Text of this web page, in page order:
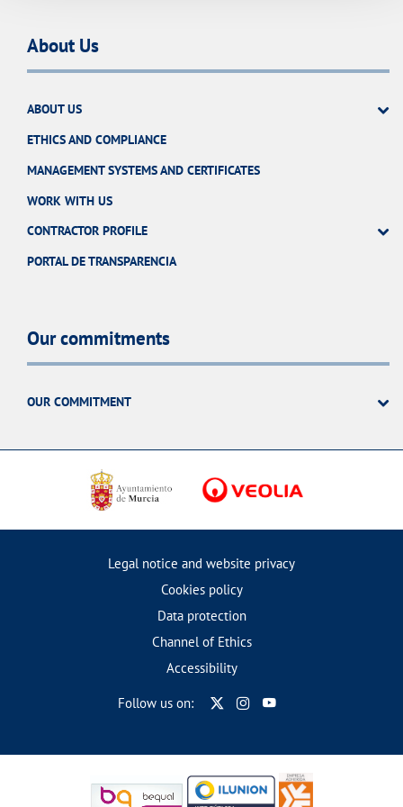
About Us
ABOUT US
ETHICS AND COMPLIANCE
MANAGEMENT SYSTEMS AND CERTIFICATES
WORK WITH US
CONTRACTOR PROFILE
PORTAL DE TRANSPARENCIA
Our commitments
OUR COMMITMENT
Legal notice and website privacy
Cookies policy
Data protection
Channel of Ethics
Accessibility
Follow us on: